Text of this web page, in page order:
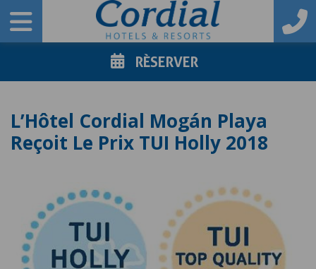
RÈSERVER
L’Hôtel Cordial Mogán Playa
Reçoit Le Prix TUI Holly 2018